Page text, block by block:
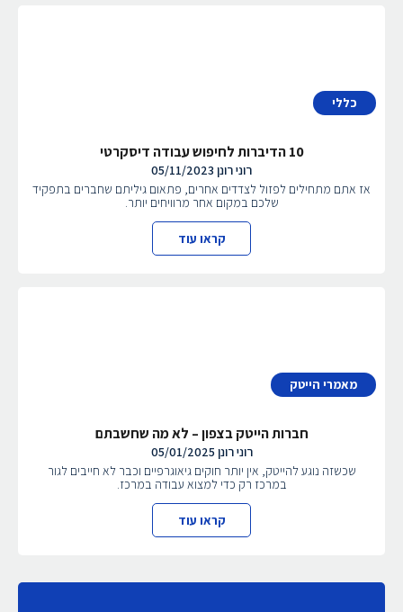
כללי
10 הדיברות לחיפוש עבודה דיסקרטי
רוני רונן05/11/2023
אז אתם מתחילים לפזול לצדדים אחרים, פתאום גיליתם שחברים בתפקיד
שלכם במקום אחר מרוויחים יותר.
קראו עוד
מאמרי הייטק
חברות הייטק בצפון – לא מה שחשבתם
רוני רונן 05/01/2025
שכשזה נוגע להייטק, אין יותר חוקים גיאוגרפיים וכבר לא חייבים לגור
במרכז רק כדי למצוא עבודה במרכז.
קראו עוד